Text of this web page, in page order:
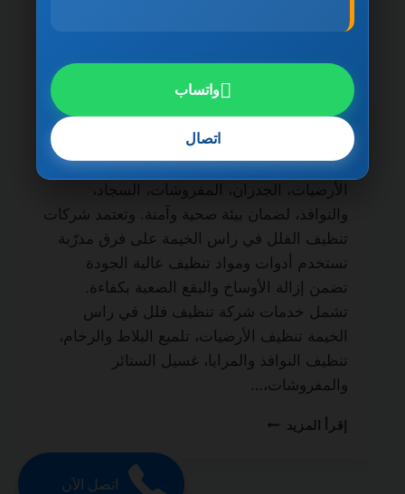
تنظيف فلل في راس الخيمة 0501270935
ضمان مدى الحياة من أهم الخدمات التي يبحث
عنها أصحاب الفلل والمنازل الفاخرة للحفاظ
على نظافة المكان وجودته. فالتنظيف الاحترافي
لا يقتصر على المظهر الخارجي فقط، بل يشمل
الأرضيات، الجدران، المفروشات، السجاد،
والنوافذ، لضمان بيئة صحية وآمنة. وتعتمد شركات
تنظيف الفلل في راس الخيمة على فرق مدرّبة
تستخدم أدوات ومواد تنظيف عالية الجودة
تضمن إزالة الأوساخ والبقع الصعبة بكفاءة.
تشمل خدمات شركة تنظيف فلل في راس
الخيمة تنظيف الأرضيات، تلميع البلاط والرخام،
تنظيف النوافذ والمرايا، غسيل الستائر
والمفروشات،…
إقرأ المزيد شركة
اتصل الآن
واتساب
اتصال